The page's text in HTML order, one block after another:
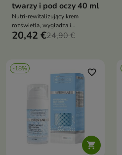
twarzy i pod oczy 40 ml
Nutri-rewitalizujący krem
rozświetla, wygładza i
wzmacnia skórę zmęczoną
energię oraz zdrowy blask
20,42 €24,90 €
-18%

favorite_border